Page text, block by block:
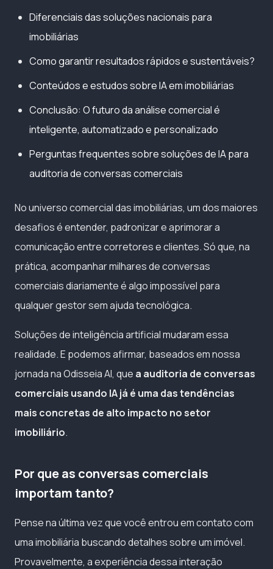
Diferenciais das soluções nacionais para
imobiliárias
Como garantir resultados rápidos e sustentáveis?
Conteúdos e estudos sobre IA em imobiliárias
Conclusão: O futuro da análise comercial é
inteligente, automatizado e personalizado
Perguntas frequentes sobre soluções de IA para
auditoria de conversas comerciais
No universo comercial das imobiliárias, um dos maiores
desafios é entender, padronizar e aprimorar a
comunicação entre corretores e clientes. Só que, na
prática, acompanhar milhares de conversas
comerciais diariamente é algo impossível para
qualquer gestor sem ajuda tecnológica.
Soluções de inteligência artificial mudaram essa
realidade. E podemos afirmar, baseados em nossa
jornada na Odisseia AI, que a auditoria de conversas
comerciais usando IA já é uma das tendências
mais concretas de alto impacto no setor
imobiliário.
Por que as conversas comerciais
importam tanto?
Pense na última vez que você entrou em contato com
uma imobiliária buscando detalhes sobre um imóvel.
Provavelmente, a experiência dessa interação